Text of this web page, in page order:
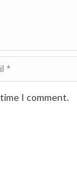
I comment.